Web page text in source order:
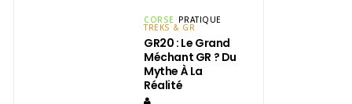
CORSE PRATIQUE
TREKS & GR
GR20 : Le Grand
Méchant GR ? Du
Mythe À La
Réalité